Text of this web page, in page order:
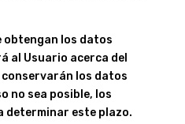
obtengan los datos
al Usuario acerca del
los datos
no sea posible, los
este plazo.